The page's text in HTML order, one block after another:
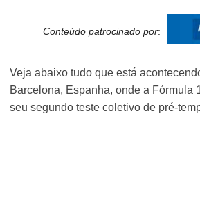
Conteúdo patrocinado por:
Veja abaixo tudo que está
Barcelona, Espanha, onde a Fórmula
seu segundo teste coletivo de pré-